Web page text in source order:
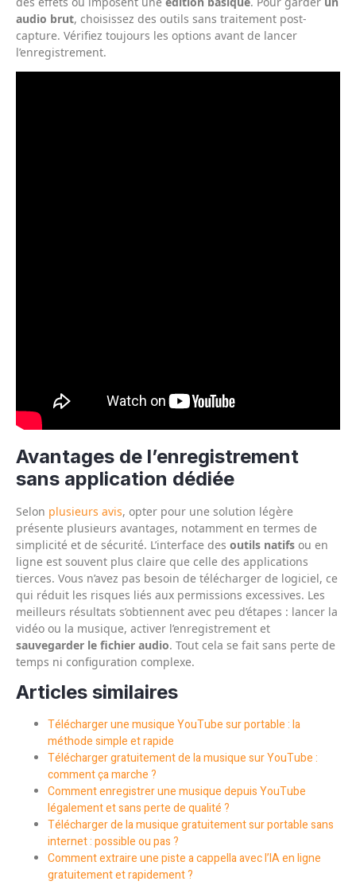
audio brut, choisissez des outils sans traitement post-
capture. Vérifiez toujours les options avant de lancer
l’enregistrement.
Avantages de l’enregistrement
sans application dédiée
Selon plusieurs avis, opter pour une solution légère
présente plusieurs avantages, notamment en termes de
simplicité et de sécurité. L’interface des outils natifs ou en
ligne est souvent plus claire que celle des applications
tierces. Vous n’avez pas besoin de télécharger de logiciel, ce
qui réduit les risques liés aux permissions excessives. Les
meilleurs résultats s’obtiennent avec peu d’étapes : lancer la
vidéo ou la musique, activer l’enregistrement et
sauvegarder le fichier audio. Tout cela se fait sans perte de
temps ni configuration complexe.
Articles similaires
Télécharger une musique YouTube sur portable : la
méthode simple et rapide
Télécharger gratuitement de la musique sur YouTube :
comment ça marche ?
Comment enregistrer une musique depuis YouTube
légalement et sans perte de qualité ?
Télécharger de la musique gratuitement sur portable sans
internet : possible ou pas ?
Comment extraire une piste a cappella avec l’IA en ligne
gratuitement et rapidement ?